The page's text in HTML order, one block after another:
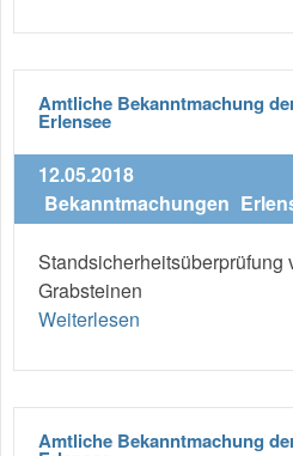
Amtliche Bekanntmachung
Erlensee
12.05.2018
Bekanntmachungen
Standsicherheitsüberprüfung
Grabsteinen
Weiterlesen
Amtliche Bekanntmachung